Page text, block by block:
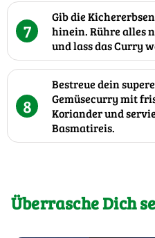
7
Gib die
hinein. Rühre alles
und lass das Curry
8
Bestreue dein
Gemüsecurry mit
Koriander und
Basmatireis.
Überrasche Dich